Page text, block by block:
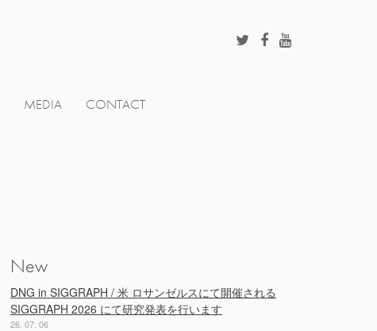
MEDIA CONTACT
New
DNG in SIGGRAPH / 米 ロサンゼルスにて開催される
SIGGRAPH 2026 にて研究発表を行います
26. 07. 06